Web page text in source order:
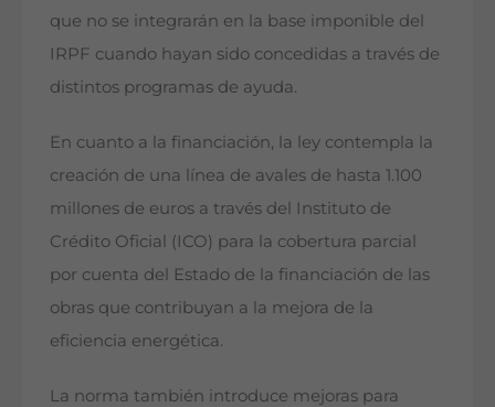
que no se integrarán en la base imponible del
IRPF cuando hayan sido concedidas a través de
distintos programas de ayuda.
En cuanto a la financiación, la ley contempla la
creación de una línea de avales de hasta 1.100
millones de euros a través del Instituto de
Crédito Oficial (ICO) para la cobertura parcial
por cuenta del Estado de la financiación de las
obras que contribuyan a la mejora de la
eficiencia energética.
La norma también introduce mejoras para